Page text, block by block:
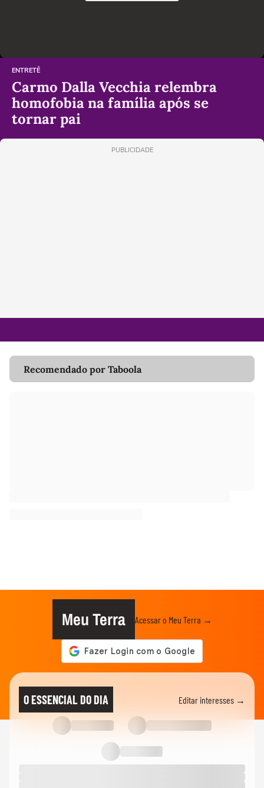
ENTRETÊ
Carmo Dalla Vecchia relembra
homofobia na família após se
tornar pai
PUBLICIDADE
Recomendado por Taboola
Meu Terra Acessar o Meu Terra →
O ESSENCIAL DO DIA Editar interesses →